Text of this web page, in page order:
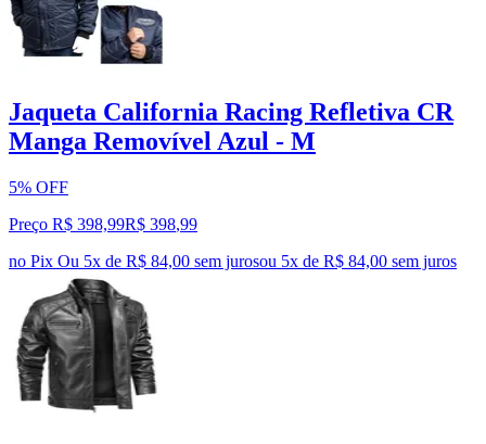
Jaqueta California Racing Refletiva CR
Manga Removível Azul - M
5% OFF
Preço R$ 398,99R$ 398,99
no Pix Ou 5x de R$ 84,00 sem jurosou 5x de R$ 84,00 sem juros